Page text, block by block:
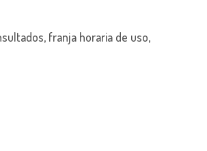
franja horaria de uso,